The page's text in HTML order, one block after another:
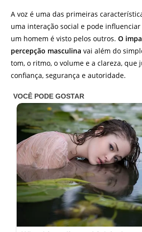
A voz é uma das primeiras
uma interação social e pode
um homem é visto pelos outros.O
percepção masculina vai além do
tom, o ritmo, o volume e a clareza, que
confiança, segurança e autoridade.